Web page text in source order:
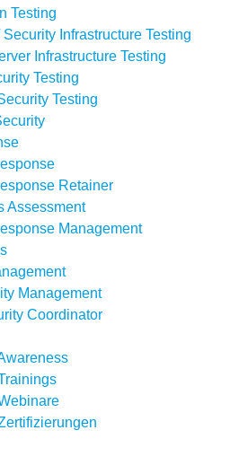
Testing
Security Infrastructure Testing
Infrastructure Testing
Testing
Testing
Retainer
Assessment
Management
Management
Coordinator